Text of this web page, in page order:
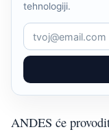
tehnologiji.
ANDES će